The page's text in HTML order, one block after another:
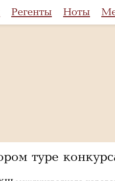
Регенты Ноты
туре